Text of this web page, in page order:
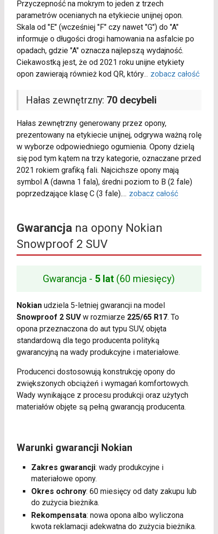
Przyczepność na mokrym to jeden z trzech
parametrów ocenianych na etykiecie unijnej opon.
Skala od "E" (wcześniej "F" czy nawet "G") do "A"
informuje o długości drogi hamowania na asfalcie po
opadach, gdzie "A" oznacza najlepszą wydajność.
Ciekawostką jest, że od 2021 roku unijne etykiety
opon zawierają również kod QR, który... zobacz całość
Hałas zewnętrzny: 70 decybeli
Hałas zewnętrzny generowany przez opony,
prezentowany na etykiecie unijnej, odgrywa ważną rolę
w wyborze odpowiedniego ogumienia. Opony dzielą
się pod tym kątem na trzy kategorie, oznaczane przed
2021 rokiem grafiką fali. Najcichsze opony mają
symbol A (dawna 1 fala), średni poziom to B (2 fale)
poprzedzające klasę C (3 fale).... zobacz całość
Gwarancjana opony Nokian
Snowproof 2 SUV
Gwarancja - 5 lat (60 miesięcy)
Nokianudziela 5-letniej gwarancji na model
Snowproof 2 SUVw rozmiarze 225/65 R17. To
opona przeznaczona do aut typu SUV, objęta
standardową dla tego producenta polityką
gwarancyjną na wady produkcyjne i materiałowe.
Producenci dostosowują konstrukcję opony do
zwiększonych obciążeń i wymagań komfortowych.
Wady wynikające z procesu produkcji oraz użytych
materiałów objęte są pełną gwarancją producenta.
Warunki gwarancji Nokian
Zakres gwarancji: wady produkcyjne i
materiałowe opony.
Okres ochrony: 60 miesięcy od daty zakupu lub
do zużycia bieżnika.
Rekompensata: nowa opona albo wyliczona
kwota reklamacji adekwatna do zużycia bieżnika.